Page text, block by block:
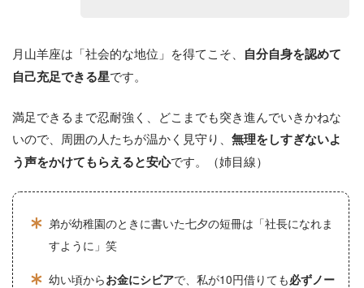
月山羊座は「社会的な地位」を得てこそ、 自分自身を認めて
自己充足できる星です。
満足できるまで忍耐強く、どこまでも突き進んでいきかねな
いので、周囲の人たちが温かく見守り、 無理をしすぎないよ
う声をかけてもらえると安心です。（姉目線）
弟が幼稚園のときに書いた七夕の短冊は「社長になれま
すように」笑
幼い頃からお金にシビアで、私が10円借りても必ずノー